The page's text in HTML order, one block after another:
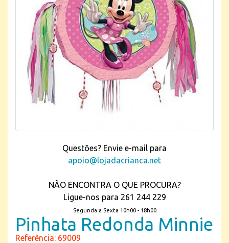
Questões? Envie e-mail para
apoio@lojadacrianca.net
NÃO ENCONTRA O QUE PROCURA?
Ligue-nos para 261 244 229
Segunda a Sexta 10h00 - 18h00
Pinhata Redonda Minnie
Referência: 69009